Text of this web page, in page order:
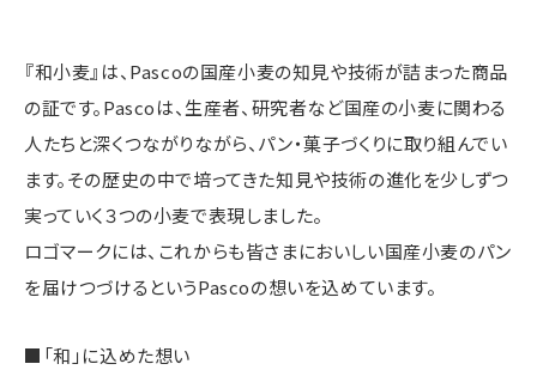
『和小麦』は、Pascoの国産小麦の知見や技術が詰まった商品
の証です。Pascoは、生産者、研究者など国産の小麦に関わる
人たちと深くつながりながら、パン・菓子づくりに取り組んでい
ます。その歴史の中で培ってきた知見や技術の進化を少しずつ
実っていく３つの小麦で表現しました。
ロゴマークには、これからも皆さまにおいしい国産小麦のパン
を届けつづけるというPascoの想いを込めています。
■「和」に込めた想い